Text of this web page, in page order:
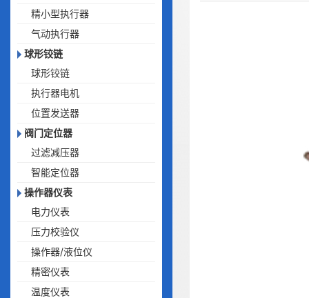
精小型执行器
气动执行器
球形铰链
球形铰链
执行器电机
位置发送器
阀门定位器
过滤减压器
智能定位器
操作器仪表
电力仪表
压力校验仪
操作器/液位仪
精密仪表
温度仪表